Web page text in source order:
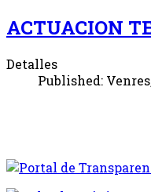
ACTUACION
Detalles
Published: